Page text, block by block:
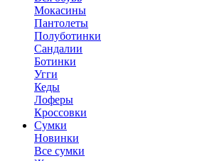
Мокасины
Пантолеты
Полуботинки
Сандалии
Ботинки
Угги
Кеды
Лоферы
Кроссовки
Сумки
Новинки
Все сумки